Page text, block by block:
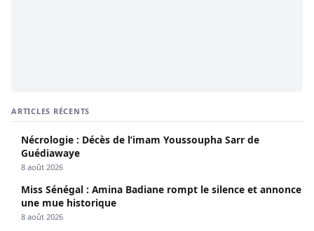
ARTICLES RÉCENTS
Nécrologie : Décès de l’imam Youssoupha Sarr de
Guédiawaye
8 août 2026
Miss Sénégal : Amina Badiane rompt le silence et annonce
une mue historique
8 août 2026